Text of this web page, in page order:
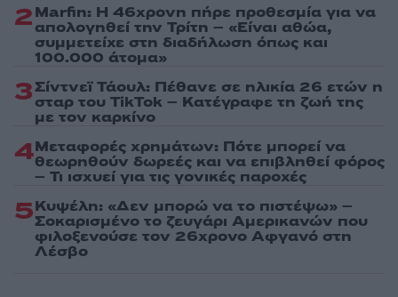
2Marfin: Η 46χρονη πήρε προθεσμία για να
απολογηθεί την Τρίτη – «Είναι αθώα,
συμμετείχε στη διαδήλωση όπως και
100.000 άτομα»
3Σίντνεϊ Τάουλ: Πέθανε σε ηλικία 26 ετών η
σταρ του TikTok – Kατέγραφε τη ζωή της
με τον καρκίνο
4Μεταφορές χρημάτων: Πότε μπορεί να
θεωρηθούν δωρεές και να επιβληθεί φόρος
– Τι ισχυεί για τις γονικές παροχές
5Κυψέλη: «Δεν μπορώ να το πιστέψω» –
Σοκαρισμένο το ζευγάρι Αμερικανών που
φιλοξενούσε τον 26χρονο Αφγανό στη
Λέσβο